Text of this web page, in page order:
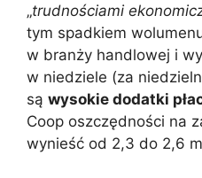
„trudnościami
tym spadkiem
w branży handlowej i
w niedziele (za
są wysokie dodatki
Coop oszczędności na
wynieść od 2,3 do 2,6